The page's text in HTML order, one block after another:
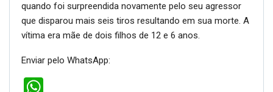
quando foi surpreendida novamente pelo seu agressor
que disparou mais seis tiros resultando em sua morte. A
vítima era mãe de dois filhos de 12 e 6 anos.
Enviar pelo WhatsApp: